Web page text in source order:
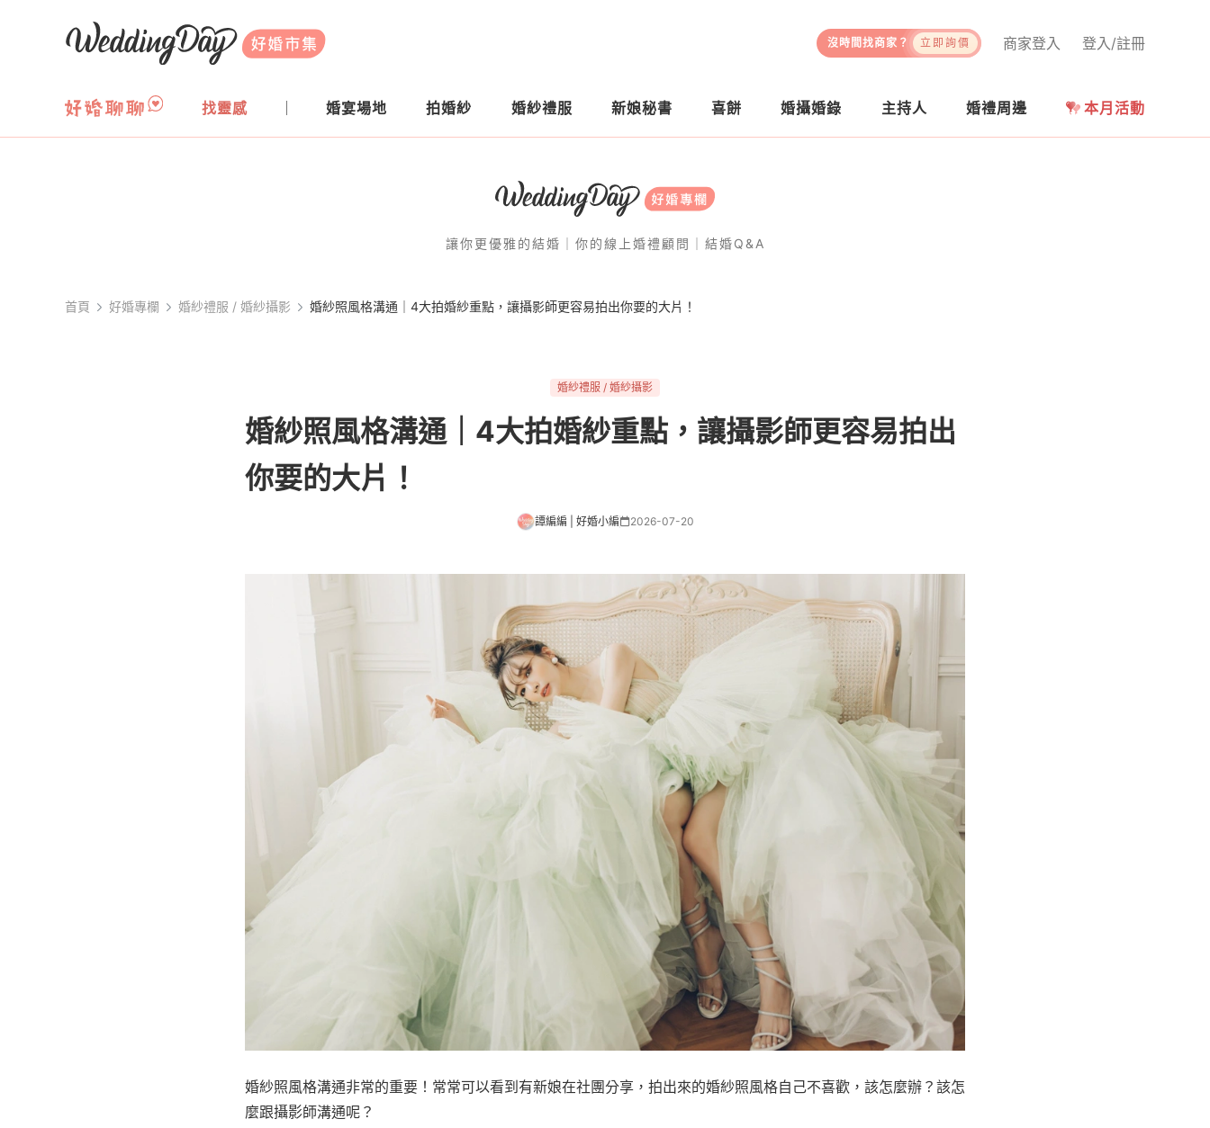
WeddingDay 好婚市集
登入/註冊
商家登入
沒時間找商家？ 立即詢價
找靈感 婚宴場地 拍婚紗 婚紗禮服 新娘秘書 喜餅 婚攝婚錄 主持人 婚禮周邊 本月活動
讓你更優雅的結婚｜你的線上婚禮顧問｜結婚Q&A
首頁 好婚專欄 婚紗禮服 / 婚紗攝影 婚紗照風格溝通｜4大拍婚紗重點，讓攝影師更容易拍出你要的大片！
婚紗禮服 / 婚紗攝影
婚紗照風格溝通｜4大拍婚紗重點，讓攝影師更容易拍出
你要的大片！
譚編編 | 好婚小編 2026-07-20
婚紗照風格溝通非常的重要！常常可以看到有新娘在社團分享，拍出來的婚紗照風格自己不喜歡，該怎麼辦？該怎
麼跟攝影師溝通呢？